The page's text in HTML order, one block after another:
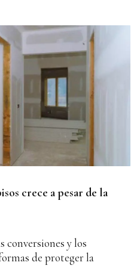
crece a pesar de la
conversiones y los
de proteger la